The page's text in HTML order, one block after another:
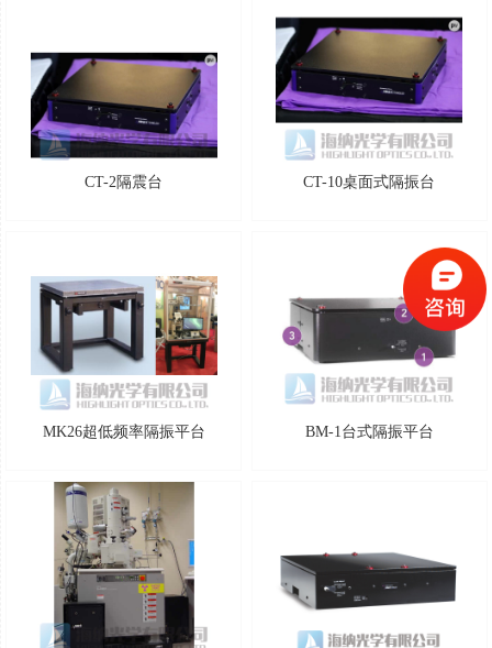
CT-2隔震台 CT-10桌面式隔振台
MK26超低频率隔振平台 BM-1台式隔振平台